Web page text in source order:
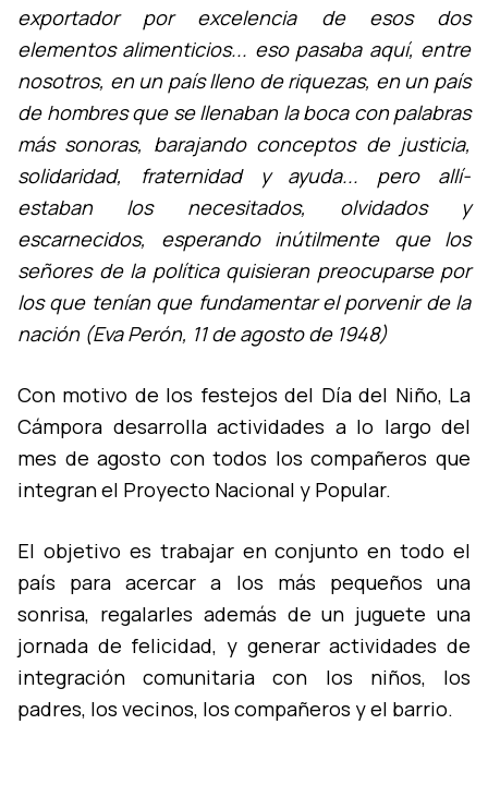
exportador por excelencia de esos dos
elementos alimenticios... eso pasaba aquí­, entre
nosotros, en un paí­s lleno de riquezas, en un paí­s
de hombres que se llenaban la boca con palabras
más sonoras, barajando conceptos de justicia,
solidaridad, fraternidad y ayuda... pero allí­
estaban los necesitados, olvidados y
escarnecidos, esperando inútilmente que los
señores de la polí­tica quisieran preocuparse por
los que tení­an que fundamentar el porvenir de la
nación (Eva Perón, 11 de agosto de 1948)
Con motivo de los festejos del Dí­a del Niño, La
Cámpora desarrolla actividades a lo largo del
mes de agosto con todos los compañeros que
integran el Proyecto Nacional y Popular.
El objetivo es trabajar en conjunto en todo el
paí­s para acercar a los más pequeños una
sonrisa, regalarles además de un juguete una
jornada de felicidad, y generar actividades de
integración comunitaria con los niños, los
padres, los vecinos, los compañeros y el barrio.